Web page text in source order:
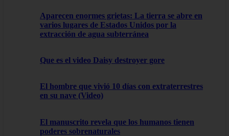
Aparecen enormes grietas: La tierra se abre en
varios lugares de Estados Unidos por la
extracción de agua subterránea
Que es el video Daisy destroyer gore
El hombre que vivió 10 días con extraterrestres
en su nave (Video)
El manuscrito revela que los humanos tienen
poderes sobrenaturales